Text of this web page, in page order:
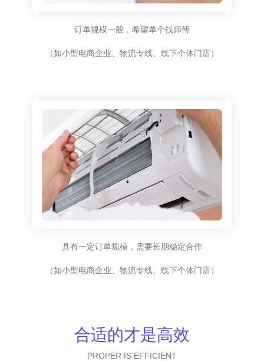
订单规模一般，希望单个找师傅
（如小型电商企业、物流专线、线下个体门店）
具有一定订单规模，需要长期稳定合作
（如小型电商企业、物流专线、线下个体门店）
合适的才是高效
PROPER IS EFFICIENT